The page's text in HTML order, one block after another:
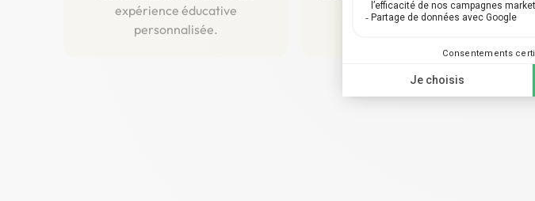
expérience éducative
personnalisée.
université.